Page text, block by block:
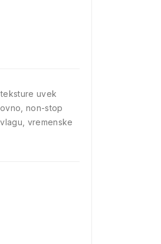
uvek
non-stop
vremenske